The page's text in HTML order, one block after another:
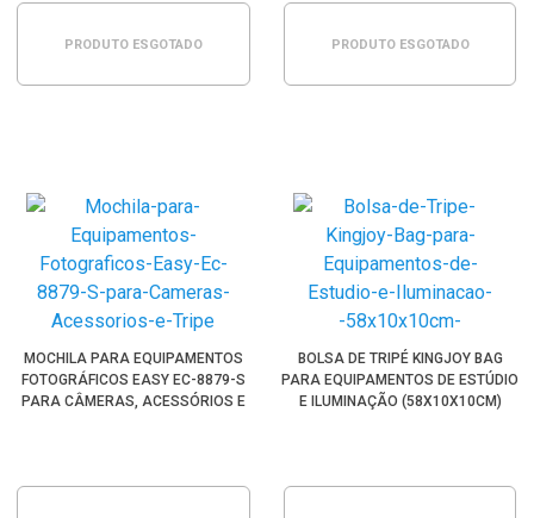
PRODUTO ESGOTADO PRODUTO ESGOTADO
MOCHILA PARA EQUIPAMENTOS
FOTOGRÁFICOS EASY EC-8879-S
PARA CÂMERAS, ACESSÓRIOS E
BOLSA DE TRIPÉ KINGJOY BAG
PARA EQUIPAMENTOS DE ESTÚDIO
E ILUMINAÇÃO (58X10X10CM)